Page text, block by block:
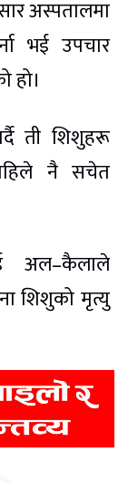
अस्पतालमा
भई उपचार
हो।
ती शिशुहरू
नै सचेत
अल–कैलाले
शिशुको मृत्यु